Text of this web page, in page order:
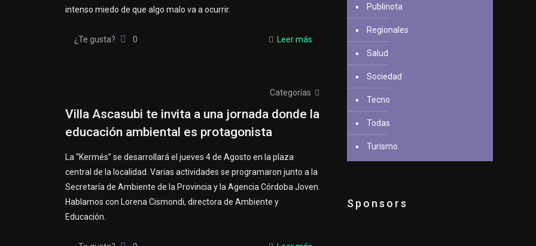
intenso miedo de que algo malo va a ocurrir.
¿Te gusta? 0 Leer más
Categorías
Villa Ascasubi te invita a una jornada donde la
educación ambiental es protagonista
La “Kermés” se desarrollará el jueves 4 de Agosto en la plaza
central de la localidad. Varias actividades se programaron junto a la
Secretaría de Ambiente de la Provincia y la Agencia Córdoba Joven.
Hablamos con Lorena Cismondi, directora de Ambiente y
Educación.
Publinota
Regionales
Salud
Sociedad
Tecno
Todas
Turismo
Sponsors